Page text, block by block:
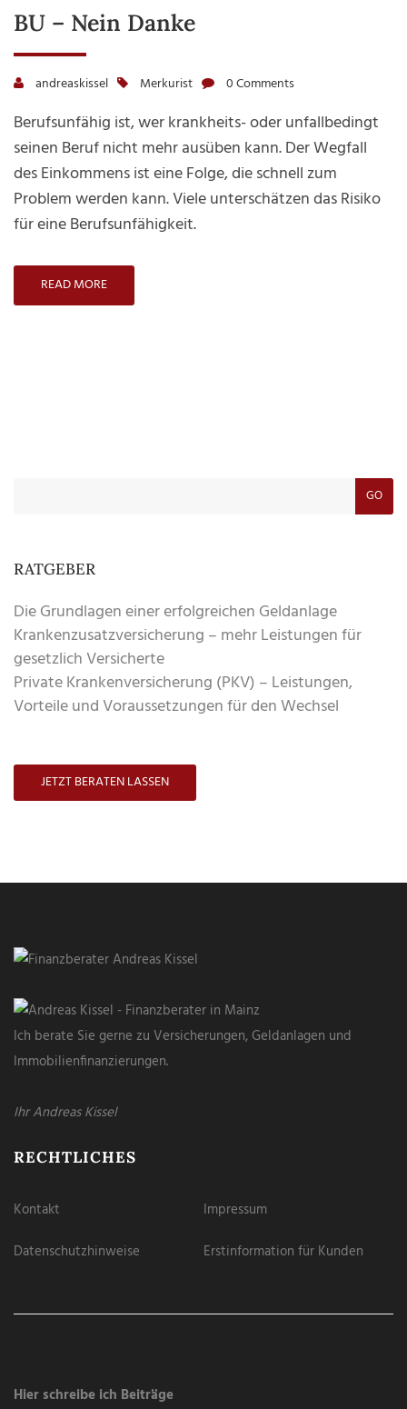
BU – Nein Danke
andreaskissel Merkurist 0 Comments
Berufsunfähig ist, wer krankheits- oder unfallbedingt
seinen Beruf nicht mehr ausüben kann. Der Wegfall
des Einkommens ist eine Folge, die schnell zum
Problem werden kann. Viele unterschätzen das Risiko
für eine Berufsunfähigkeit.
READ MORE
GO
RATGEBER
Die Grundlagen einer erfolgreichen Geldanlage
Krankenzusatzversicherung – mehr Leistungen für
gesetzlich Versicherte
Private Krankenversicherung (PKV) – Leistungen,
Vorteile und Voraussetzungen für den Wechsel
JETZT BERATEN LASSEN
Ich berate Sie gerne zu Versicherungen, Geldanlagen und
Immobilienfinanzierungen.
Ihr Andreas Kissel
RECHTLICHES
Kontakt
Impressum
Datenschutzhinweise
Erstinformation für Kunden
Hier schreibe ich Beiträge